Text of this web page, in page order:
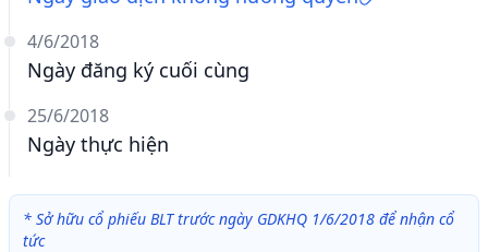
4/6/2018
Ngày đăng ký cuối cùng
25/6/2018
Ngày thực hiện
* Sở hữu cổ phiếu BLT trước ngày GDKHQ 1/6/2018 để nhận cổ
tức